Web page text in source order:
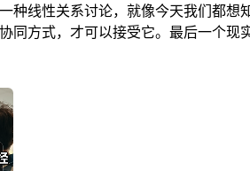
线性关系讨论，就像今天我们都想
方式，才可以接受它。最后一个现